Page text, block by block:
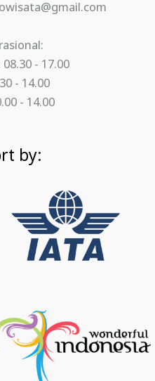
- 17.00
- 14.00
- 14.00
by: